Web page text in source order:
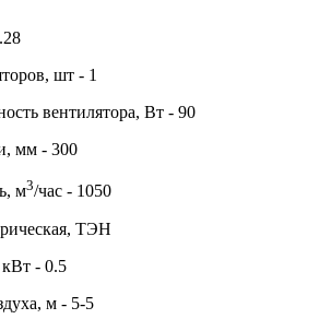
шт - 1
вентилятора, Вт - 90
мм - 300
м3/час - 1050
ТЭН
- 0.5
м - 5-5